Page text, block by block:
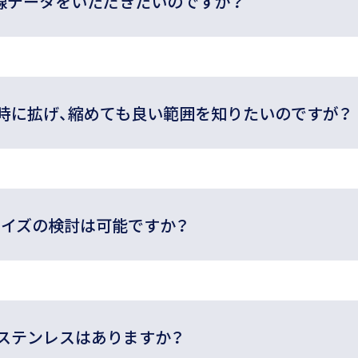
に拡げ、縮めても良い範囲を知りたいのですが？
ズの検討は可能ですか？
テンレスはありますか？